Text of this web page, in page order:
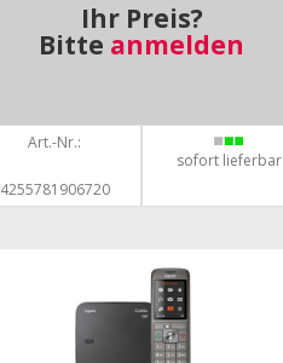
Ihr Preis?
Bitte anmelden
Art.-Nr.:
4255781906720
sofort lieferbar